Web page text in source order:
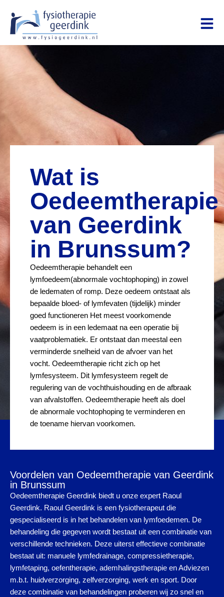
Wat is
Oedeemtherapie
van Geerdink
in Brunssum?
Oedeemtherapie behandelt een
lymfoedeem(abnormale vochtophoping) in zowel
de ledematen of romp. Deze oedeem ontstaat als
bepaalde bloed- of lymfevaten (tijdelijk) minder
goed functioneren Het meest voorkomende
oedeem is in een ledemaat na een operatie bij
vaatproblematiek. Er ontstaat dan meestal een
verminderde snelheid van de afvoer van het
vocht. Oedeemtherapie richt zich op het
lymfesysteem. Dit lymfesysteem regelt de
regulering van de vochthuishouding en de afbraak
van afvalstoffen. Oedeemtherapie heeft als doel
de abnormale vochtophoping te verminderen en
de toename hiervan voorkomen.
Voordelen van Oedeemtherapie van Geerdink
in Brunssum
Oedeemtherapie Geerdink biedt u onze expert Raoul
Geerdink. Raoul Geerdink is een fysiotherapeut die
gespecialiseerd is in het behandelen van lymfoedemen. De
behandeling die gegeven wordt bestaat uit een combinatie van
verschillende technieken. Deze uiterst effectieve combinatie
bestaat uit: manuele lymfedrainage, compressietherapie,
lymfetaping, oefentherapie, ademhalingstherapie en Adviezen
m.b.t. huidverzorging, zelfverzorging, werk en sport. Door
deze combinatie van behandelingen proberen wij zo snel en